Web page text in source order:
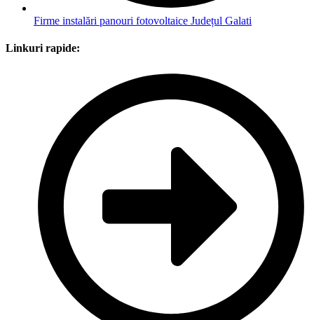
Firme instalări panouri fotovoltaice Județul Galati
Linkuri rapide: